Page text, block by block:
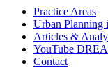
Practice Areas
Urban Planning
Articles &
YouTube
Contact